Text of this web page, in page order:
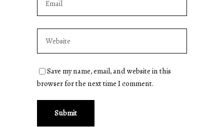
Save my name, email, and website in this
browser for the next time I comment.
Submit